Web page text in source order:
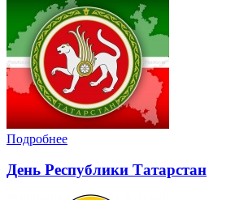
Подробнее
День Республики Татарстан